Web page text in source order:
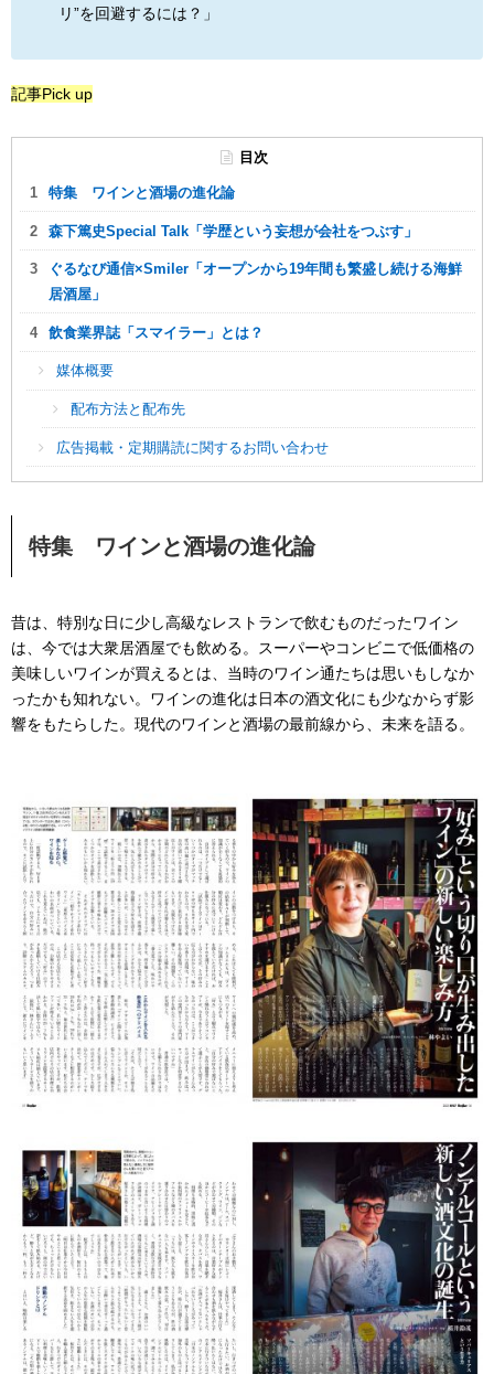
リ”を回避するには？」
記事Pick up
目次
特集 ワインと酒場の進化論
森下篤史Special Talk「学歴という妄想が会社をつぶす」
ぐるなび通信×Smiler「オープンから19年間も繁盛し続ける海鮮
居酒屋」
飲食業界誌「スマイラー」とは？
媒体概要
配布方法と配布先
広告掲載・定期購読に関するお問い合わせ
特集 ワインと酒場の進化論
昔は、特別な日に少し高級なレストランで飲むものだったワイン
は、今では大衆居酒屋でも飲める。スーパーやコンビニで低価格の
美味しいワインが買えるとは、当時のワイン通たちは思いもしなか
ったかも知れない。ワインの進化は日本の酒文化にも少なからず影
響をもたらした。現代のワインと酒場の最前線から、未来を語る。